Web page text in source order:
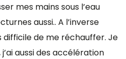
mes mains sous l’eau
aussi.. A l’inverse
difficile de me réchauffer. Je
aussi des accélération